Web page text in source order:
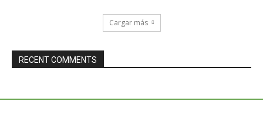
Cargar más
RECENT COMMENTS